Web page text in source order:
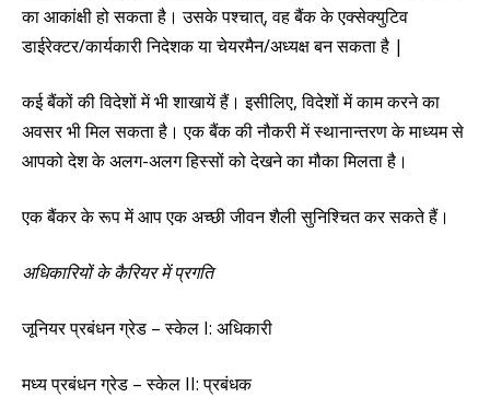
काआकांक्षी हो सकता है। उसके पश्चात्, वह बैंक के एक्सेक्युटिव
डाईरेक्टर/कार्यकारी निदेशक या चेयरमैन/अध्यक्षबनसकताहै |
कई बैंकों की विदेशों में भी शाखायें हैं। इसीलिए, विदेशों में काम करने का
अवसर भी मिल सकता है। एक बैंक की नौकरी में स्थानान्तरण के माध्यम से
आपको देश के अलग-अलग हिस्सों को देखने का मौका मिलता है।
एक बैंकर के रूप में आप एक अच्छी जीवन शैली सुनिश्चित कर सकते हैं।
अधिकारियों के कैरियर में प्रगति
जूनियर प्रबंधन ग्रेड – स्केल I: अधिकारी
मध्य प्रबंधन ग्रेड – स्केल II: प्रबंधक